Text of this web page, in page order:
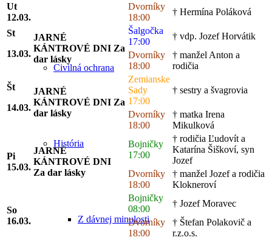
Civilná ochrana
História
Z dávnej minulosti
Ut
12.03.
Dvorníky
18:00
† Hermína Poláková
St
13.03.
JARNÉ
KÁNTROVÉ DNI Za
dar lásky
Šalgočka
17:00
† vdp. Jozef Horvátik
Dvorníky
18:00
† manžel Anton a
rodičia
Št
14.03.
JARNÉ
KÁNTROVÉ DNI Za
dar lásky
Zemianske
Sady
17:00
† sestry a švagrovia
Dvorníky
18:00
† matka Irena
Mikulková
Pi
15.03.
JARNÉ
KÁNTROVÉ DNI
Za dar lásky
Bojničky
17:00
† rodičia Ľudovít a
Katarína Šiškoví, syn
Jozef
Dvorníky
18:00
† manžel Jozef a rodičia
Klokneroví
So
16.03.
Bojničky
08:00
† Jozef Moravec
Dvorníky
18:00
† Štefan Polakovič a
r.z.o.s.